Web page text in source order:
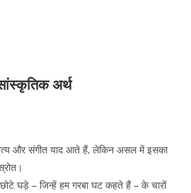
अर्थ
और संगीत याद आते हैं, लेकिन असल में इसका
छोटे घड़े – जिन्हें हम गरबा घट कहते हैं – के चारों